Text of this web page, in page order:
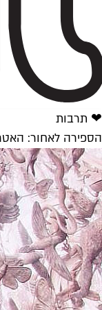
❤ תרבות
הספירה לאחור: